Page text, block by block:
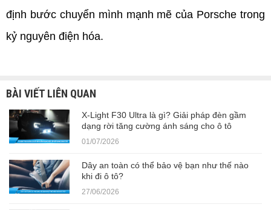
định bước chuyển mình mạnh mẽ của Porsche trong
kỷ nguyên điện hóa.
BÀI VIẾT LIÊN QUAN
X-Light F30 Ultra là gì? Giải pháp đèn gầm
dạng rời tăng cường ánh sáng cho ô tô
01/07/2026
Dây an toàn có thể bảo vệ bạn như thế nào
khi đi ô tô?
27/06/2026